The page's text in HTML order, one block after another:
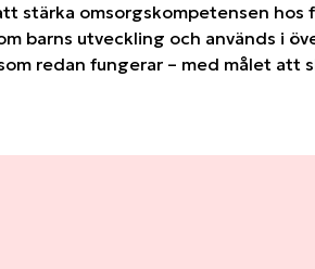
stärka omsorgskompetensen hos
barns utveckling och används i
redan fungerar – med målet att